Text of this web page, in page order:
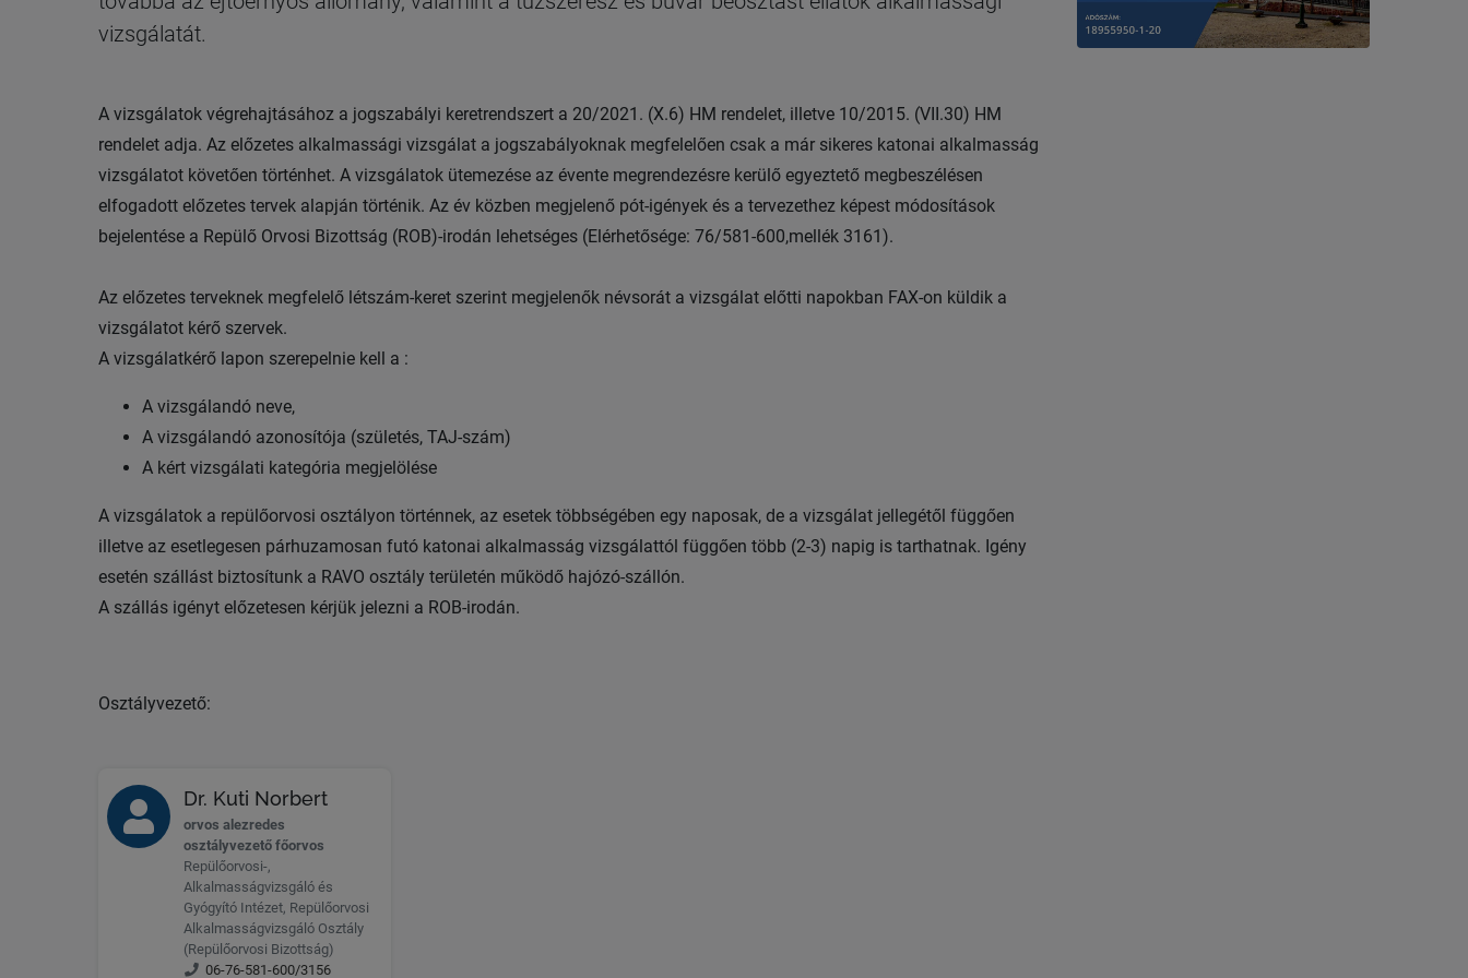
vizsgálatát.
A vizsgálatok végrehajtásához a jogszabályi keretrendszert a 20/2021. (X.6) HM rendelet, illetve 10/2015. (VII.30) HM
rendelet adja. Az előzetes alkalmassági vizsgálat a jogszabályoknak megfelelően csak a már sikeres katonai alkalmasság
vizsgálatot követően történhet. A vizsgálatok ütemezése az évente megrendezésre kerülő egyeztető megbeszélésen
elfogadott előzetes tervek alapján történik. Az év közben megjelenő pót-igények és a tervezethez képest módosítások
bejelentése a Repülő Orvosi Bizottság (ROB)-irodán lehetséges (Elérhetősége: 76/581-600,mellék 3161).
Az előzetes terveknek megfelelő létszám-keret szerint megjelenők névsorát a vizsgálat előtti napokban FAX-on küldik a
vizsgálatot kérő szervek.
A vizsgálatkérő lapon szerepelnie kell a :
A vizsgálandó neve,
A vizsgálandó azonosítója (születés, TAJ-szám)
A kért vizsgálati kategória megjelölése
A vizsgálatok a repülőorvosi osztályon történnek, az esetek többségében egy naposak, de a vizsgálat jellegétől függően
illetve az esetlegesen párhuzamosan futó katonai alkalmasság vizsgálattól függően több (2-3) napig is tarthatnak. Igény
esetén szállást biztosítunk a RAVO osztály területén működő hajózó-szállón.
A szállás igényt előzetesen kérjük jelezni a ROB-irodán.
Osztályvezető:
Dr. Kuti Norbert
orvos alezredes
osztályvezető főorvos
Repülőorvosi-,
Alkalmasságvizsgáló és
Gyógyító Intézet, Repülőorvosi
Alkalmasságvizsgáló Osztály
(Repülőorvosi Bizottság)
06-76-581-600/3156